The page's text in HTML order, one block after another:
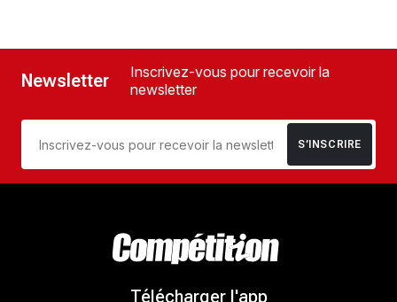
Newsletter
Inscrivez-vous pour recevoir la
newsletter
S’INSCRIRE
Télécharger l'app